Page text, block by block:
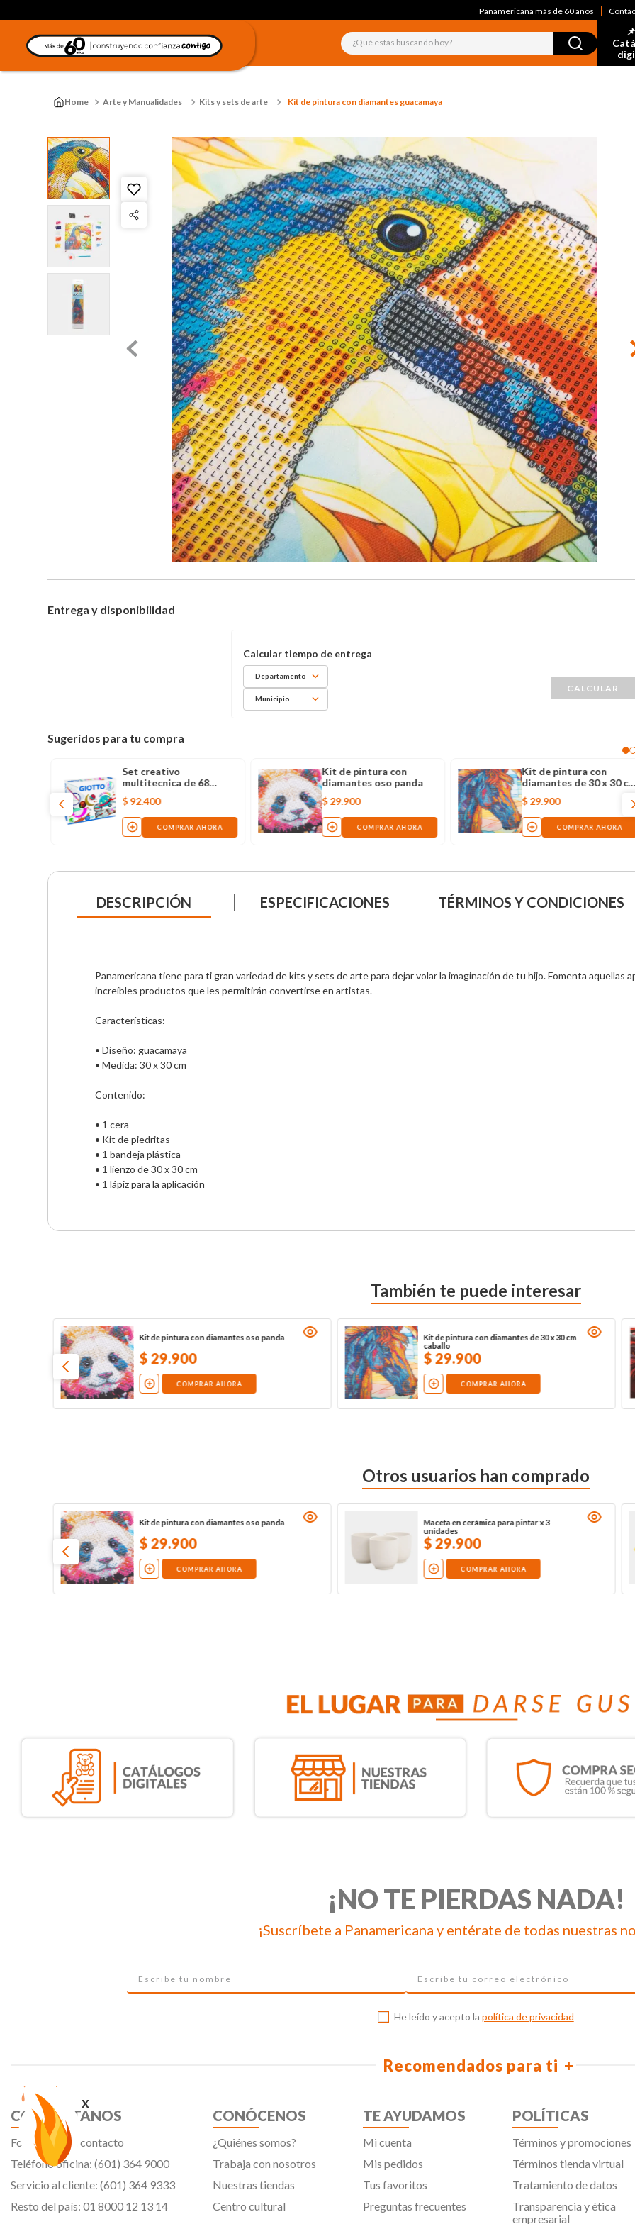
x
Panamericana más de 60 años
¿Qué estás buscando hoy?
Arte y Manualidades Kits y sets de arte Kit de pintura con diamantes guacamaya
Entrega y disponibilidad
Departamento
Municipio
Sugeridos para tu compra
Set creativo
multitecnica de 68
piezas giotto
$ 92.400
COMPRAR AHORA
Kit de pintura con
diamantes oso panda
$ 29.900
COMPRAR AHORA
Kit de pintura con
diamantes de 30 x 30
caballo
$ 29.900
COMPRAR AHORA
DESCRIPCIÓN ESPECIFICACIONES TÉRMINOS Y CONDICIONES
Panamericana tiene para ti gran variedad de kits y sets de arte para dejar volar la imaginación de tu hijo. Fomenta aquellas
increíbles productos que les permitirán convertirse en artistas.
Características:
• Diseño: guacamaya
• Medida: 30 x 30 cm
Contenido:
• 1 cera
• Kit de piedritas
• 1 bandeja plástica
• 1 lienzo de 30 x 30 cm
• 1 lápiz para la aplicación
También te puede interesar
Kit de pintura con diamantes oso panda
$29.900
COMPRAR AHORA
Kit de pintura con diamantes de 30 x 30 cm
caballo
$29.900
COMPRAR AHORA
Otros usuarios han comprado
Kit de pintura con diamantes oso panda
$29.900
COMPRAR AHORA
Maceta en cerámica para pintar x 3
unidades
$29.900
COMPRAR AHORA
¡NO TE PIERDAS NADA!
¡Suscríbete a Panamericana y entérate de todas nuestras
He leído y acepto la política de privacidad
Recomendados para ti
CONTÁCTANOS
Formulario de contacto
Teléfono oficina: (601) 364 9000
Servicio al cliente: (601) 364 9333
Resto del país: 01 8000 12 13 14
CONÓCENOS
¿Quiénes somos?
Trabaja con nosotros
Nuestras tiendas
Centro cultural
TE AYUDAMOS
Mi cuenta
Mis pedidos
Tus favoritos
Preguntas frecuentes
POLÍTICAS
Términos y promociones
Términos tienda virtual
Tratamiento de datos
Transparencia y ética
empresarial